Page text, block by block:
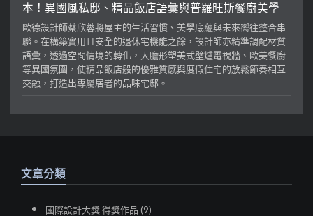
本！異國風私邸、精品飯店語彙與普羅旺斯餐廚美學
歐德設計師蔡欣蓉將屋主的生活習慣、美學底蘊與未來嚮往整合串
聯。在構築實用且安全的退休宅機能之餘，設計師亦精準調配材質
語彙，透過空間情境的轉化，大膽形塑美式壁爐電視牆、歐美餐廚
等異國氛圍，使精品飯店般的優雅質感與度假住宅的放鬆節奏相互
交融，打造出專屬居者的品味宅邸。
文章分類
國際設計大獎 得獎作品 (9)